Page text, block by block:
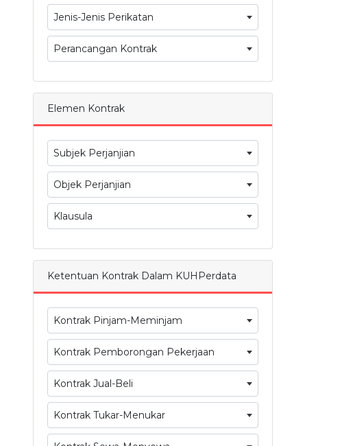
Jenis-Jenis Perikatan
Perancangan Kontrak
Elemen Kontrak
Subjek Perjanjian
Objek Perjanjian
Klausula
Ketentuan Kontrak Dalam KUHPerdata
Kontrak Pinjam-Meminjam
Kontrak Pemborongan Pekerjaan
Kontrak Jual-Beli
Kontrak Tukar-Menukar